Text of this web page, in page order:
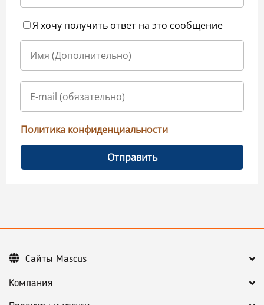
Я хочу получить ответ на это сообщение
Политика конфиденциальности
Отправить
Компания
Сайты Mascus